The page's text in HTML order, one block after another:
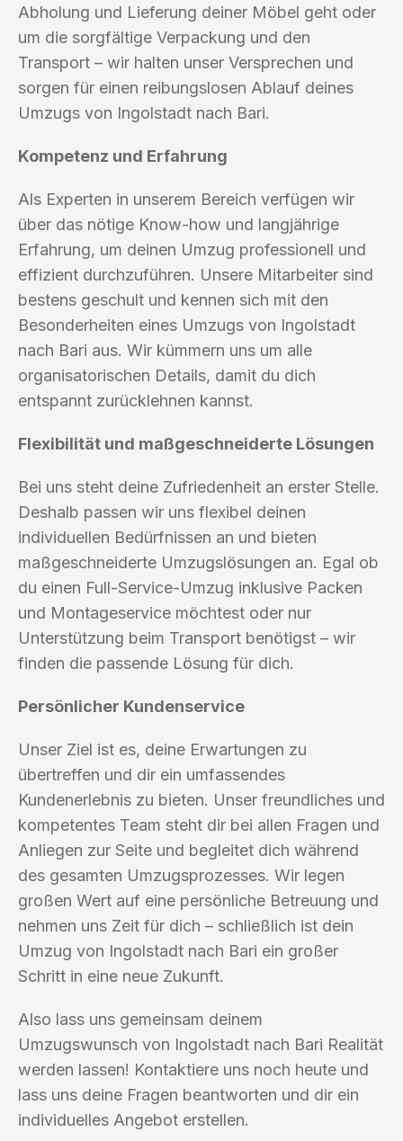
Abholung und Lieferung deiner Möbel geht oder
um die sorgfältige Verpackung und den
Transport – wir halten unser Versprechen und
sorgen für einen reibungslosen Ablauf deines
Umzugs von Ingolstadt nach Bari.
Kompetenz und Erfahrung
Als Experten in unserem Bereich verfügen wir
über das nötige Know-how und langjährige
Erfahrung, um deinen Umzug professionell und
effizient durchzuführen. Unsere Mitarbeiter sind
bestens geschult und kennen sich mit den
Besonderheiten eines Umzugs von Ingolstadt
nach Bari aus. Wir kümmern uns um alle
organisatorischen Details, damit du dich
entspannt zurücklehnen kannst.
Flexibilität und maßgeschneiderte Lösungen
Bei uns steht deine Zufriedenheit an erster Stelle.
Deshalb passen wir uns flexibel deinen
individuellen Bedürfnissen an und bieten
maßgeschneiderte Umzugslösungen an. Egal ob
du einen Full-Service-Umzug inklusive Packen
und Montageservice möchtest oder nur
Unterstützung beim Transport benötigst – wir
finden die passende Lösung für dich.
Persönlicher Kundenservice
Unser Ziel ist es, deine Erwartungen zu
übertreffen und dir ein umfassendes
Kundenerlebnis zu bieten. Unser freundliches und
kompetentes Team steht dir bei allen Fragen und
Anliegen zur Seite und begleitet dich während
des gesamten Umzugsprozesses. Wir legen
großen Wert auf eine persönliche Betreuung und
nehmen uns Zeit für dich – schließlich ist dein
Umzug von Ingolstadt nach Bari ein großer
Schritt in eine neue Zukunft.
Also lass uns gemeinsam deinem
Umzugswunsch von Ingolstadt nach Bari Realität
werden lassen! Kontaktiere uns noch heute und
lass uns deine Fragen beantworten und dir ein
individuelles Angebot erstellen.